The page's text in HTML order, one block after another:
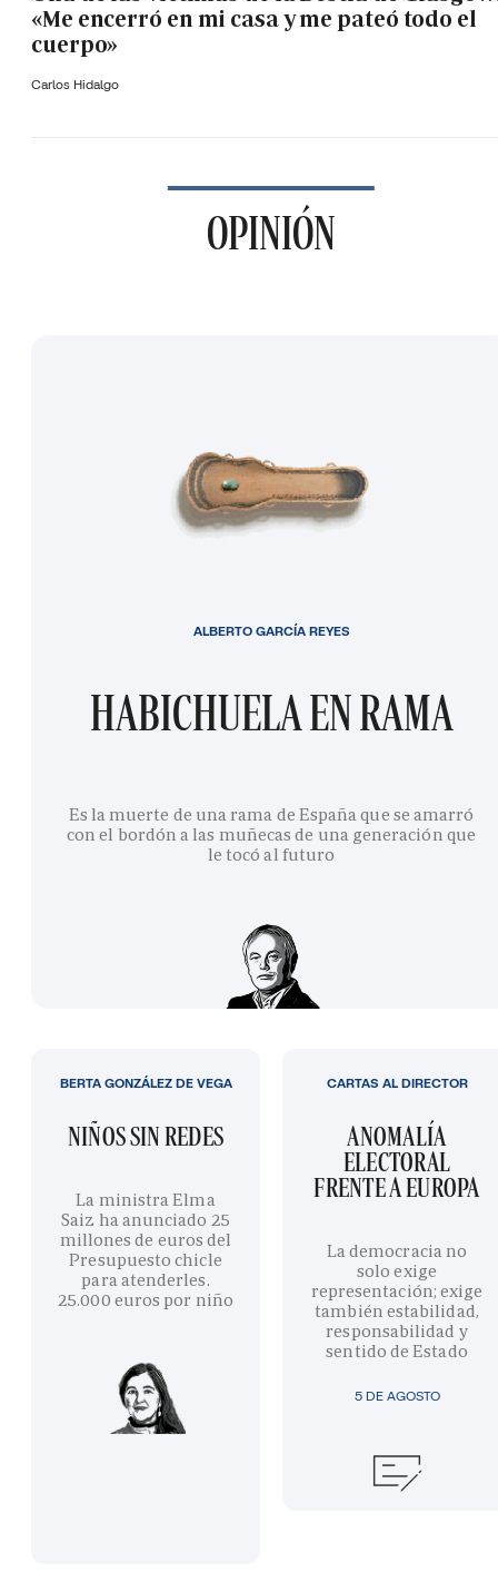
«Me encerró en mi casa y me pateó todo el
cuerpo»
Carlos Hidalgo
OPINIÓN
HABICHUELA EN RAMA
Es la muerte de una rama de España que se amarró
con el bordón a las muñecas de una generación que
le tocó al futuro
ALBERTO GARCÍA REYES
NIÑOS SIN REDES
La ministra Elma
Saiz ha anunciado 25
millones de euros del
Presupuesto chicle
para atenderles.
25.000 euros por niño
BERTA GONZÁLEZ DE VEGA
5 DE AGOSTO
ANOMALÍA
ELECTORAL
FRENTE A EUROPA
La democracia no
solo exige
representación; exige
también estabilidad,
responsabilidad y
sentido de Estado
CARTAS AL DIRECTOR